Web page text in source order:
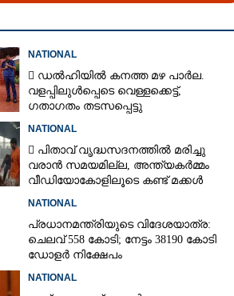
NATIONAL
 ഡൽഹിയിൽ കനത്ത മഴ പാർല.
വളപ്പിലുൾപ്പെടെ വെള്ളക്കെട്ട്,
ഗതാഗതം തടസപ്പെട്ടു
NATIONAL
 പിതാവ് വൃദ്ധസദനത്തിൽ മരിച്ചു
വരാൻ സമയമില്ല,​ അന്ത്യകർമ്മം
വീഡിയോകോളിലൂടെ കണ്ട് മക്കൾ
NATIONAL
പ്രധാനമന്ത്രിയുടെ വിദേശയാത്ര:
ചെലവ് 558 കോടി; നേട്ടം 38190 കോടി
ഡോളർ നിക്ഷേപം
NATIONAL